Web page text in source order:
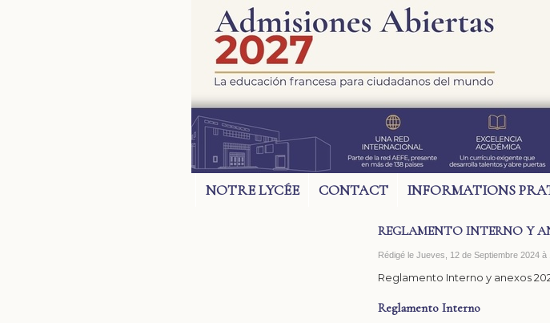
NOTRE LYCÉE CONTACT INFORMATIONS
REGLAMENTO INTERNO Y
Rédigé le Jueves, 12 de Septiembre 2024
Reglamento Interno y anexos
Reglamento Interno